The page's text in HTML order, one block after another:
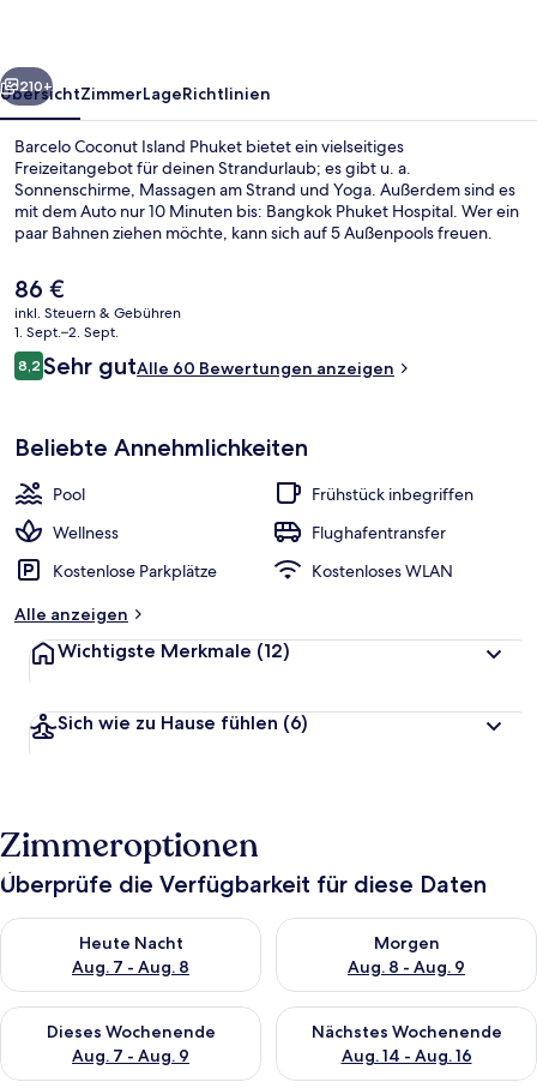
Weiter
210+
ÜbersichtZimmerLageRichtlinien
Barcelo Coconut Island Phuket bietet ein vielseitiges
Freizeitangebot für deinen Strandurlaub; es gibt u. a.
Sonnenschirme, Massagen am Strand und Yoga. Außerdem sind es
mit dem Auto nur 10 Minuten bis: Bangkok Phuket Hospital. Wer ein
paar Bahnen ziehen möchte, kann sich auf 5 Außenpools freuen.
Wellnessbereich mit Warmsteinmassagen, Ganzkörperwickeln und
Gesichtsbehandlungen verwöhnen lassen. Kabang Restaurant
bietet einen Blick auf den Strand und ist eines von insgesamt 5
Restaurants und 5 Poolbars. Als weitere Highlights bietet dieses
Resort im luxuriösen Stil 5 Bars/Lounges, einen kostenlosen
Kinderclub und eine Strandbar.
Der
aktuelle
Preis
beträgt
86 €.
86 €
inkl. Steuern & Gebühren
1. Sept.–2. Sept.
Bewertungen
8,28,2 von 10.
Sehr gutAlle 60 Bewertungen anzeigen
Beliebte Annehmlichkeiten
Pool
Frühstück inbegriffen
Wellness
Flughafentransfer
Kostenlose Parkplätze
Kostenloses WLAN
Alle anzeigen
Wichtigste Merkmale (12)
Sich wie zu Hause fühlen (6)
Zimmeroptionen
Überprüfe die Verfügbarkeit für diese Daten
Heute Nacht
Aug. 7 - Aug. 8
Überprüfe die Verfügbarkeit für heute Nacht, Aug. 7 - Aug. 8.
Morgen
Aug. 8 - Aug. 9
Überprüfe die Verfügbarkeit
Dieses Wochenende
Aug. 7 - Aug. 9
Überprüfe die Verfügbarkeit für dieses Wochenende, Aug. 7
Nächstes Wochenende
Aug. 14 - Aug. 16
Überprüfe die Verfügbarkeit